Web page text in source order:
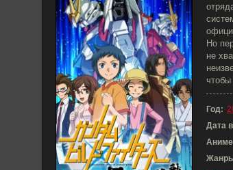
Но
не
чтобы
Год:
Дата